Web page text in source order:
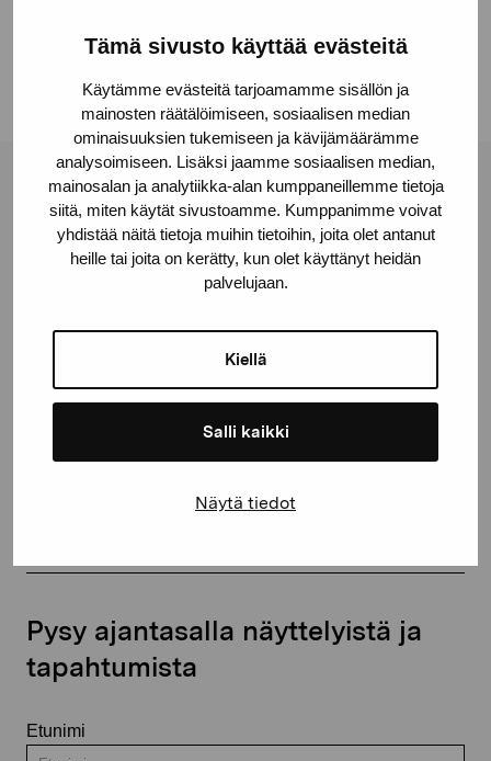
Tämä sivusto käyttää evästeitä
Käytämme evästeitä tarjoamamme sisällön ja
mainosten räätälöimiseen, sosiaalisen median
ominaisuuksien tukemiseen ja kävijämäärämme
analysoimiseen. Lisäksi jaamme sosiaalisen median,
mainosalan ja analytiikka-alan kumppaneillemme tietoja
siitä, miten käytät sivustoamme. Kumppanimme voivat
yhdistää näitä tietoja muihin tietoihin, joita olet antanut
heille tai joita on kerätty, kun olet käyttänyt heidän
palvelujaan.
Kiellä
Salli kaikki
Näytä tiedot
Linkedin
Pro Artibus -säätiö
Kustaa Vaasan katu 11
proartibus@proartibus.fi
Pysy ajantasalla näyttelyistä ja
tapahtumista
Etunimi